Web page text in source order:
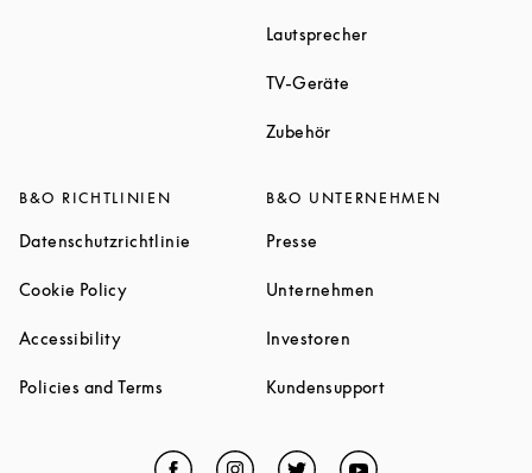
LautsprecherLink Opens in New
TV-Geräte
ZubehörLink Opens in New Tab
B&O RICHTLINIEN
Datenschutzrichtlinie Link Opens in New Tab
Cookie PolicyLink Opens in New Tab
AccessibilityLink Opens in New Tab
Policies and Terms Link Opens in New Tab
B&O UNTERNEHMEN
Presse
Unternehmen
Investoren
KundensupportLink Opens in
Facebook
Link Opens in New Tab
Instagram
Link Opens in New Tab
TwitterLink Opens in New Tab
YouTubeLink Opens in